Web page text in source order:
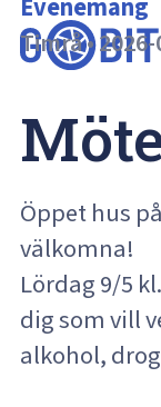
Evenemang
Timrå•
Öppet hus
välkomna!
Lördag 9/5
dig som vill
alkohol,